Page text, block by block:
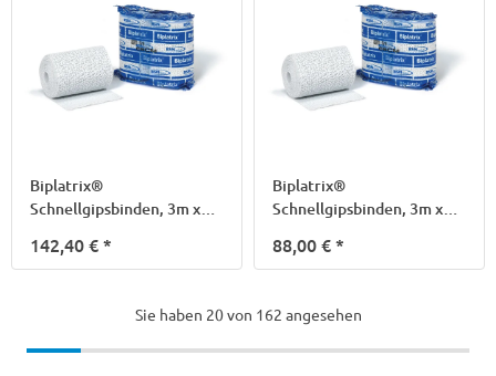
Biplatrix®
Schnellgipsbinden, 3m x
142,40 €*
Biplatrix®
Schnellgipsbinden, 3m x
88,00 €*
Sie haben 20von 162 angesehen